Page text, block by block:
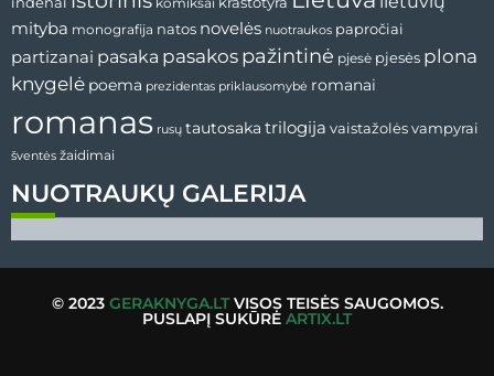
NUOTRAUKŲ GALERIJA
mityba monografija natos novelės nuotraukos papročiai
partizanai pasaka pasakos pažintinė pjesė pjesės plona
knygelė poema prezidentas priklausomybė romanai
romanas rusų tautosaka trilogija vaistažolėsvampyrai
šventės žaidimai
© 2023 GERAKNYGA.LTVISOS TEISĖS SAUGOMOS.
PUSLAPĮ SUKŪRĖ ARTIX.LT